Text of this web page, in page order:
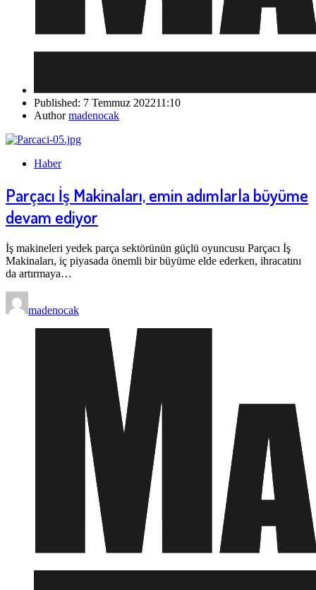
Published: 7 Temmuz 202211:10
Authormadenocak
Haber
Parçacı İş Makinaları, emin adımlarla büyüme
devam ediyor
İş makineleri yedek parça sektörünün güçlü oyuncusu Parçacı İş
Makinaları, iç piyasada önemli bir büyüme elde ederken, ihracatını
da artırmaya…
madenocak